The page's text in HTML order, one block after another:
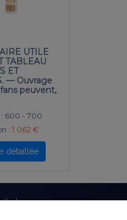
UTILE
TABLEAU
ET
— Ouvrage
peuvent,
600 - 700
: 1 062 €
détaillée
!